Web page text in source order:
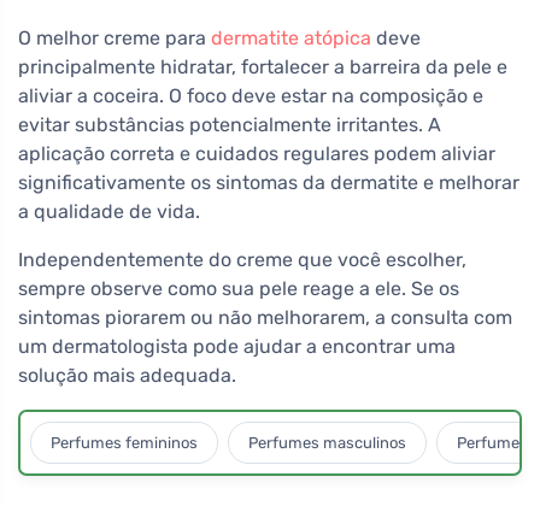
O melhor creme para dermatite atópica deve
principalmente hidratar, fortalecer a barreira da pele e
aliviar a coceira. O foco deve estar na composição e
evitar substâncias potencialmente irritantes. A
aplicação correta e cuidados regulares podem aliviar
significativamente os sintomas da dermatite e melhorar
a qualidade de vida.
Independentemente do creme que você escolher,
sempre observe como sua pele reage a ele. Se os
sintomas piorarem ou não melhorarem, a consulta com
um dermatologista pode ajudar a encontrar uma
solução mais adequada.
Perfumes femininos Perfumes masculinos Perfumes